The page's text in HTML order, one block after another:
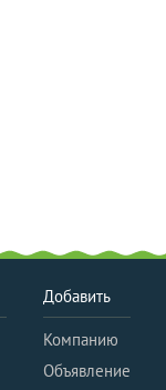
Добавить
Компанию
Объявление